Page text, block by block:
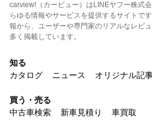
carview!（カービュー）はLINEヤフー株式
らゆる情報やサービスを提供するサイトで
報から、ユーザーや専門家のリアルなレビ
多く掲載しています。
知る
カタログ
ニュース オリジナル記
買う・売る
中古車検索
新車見積り 車買取